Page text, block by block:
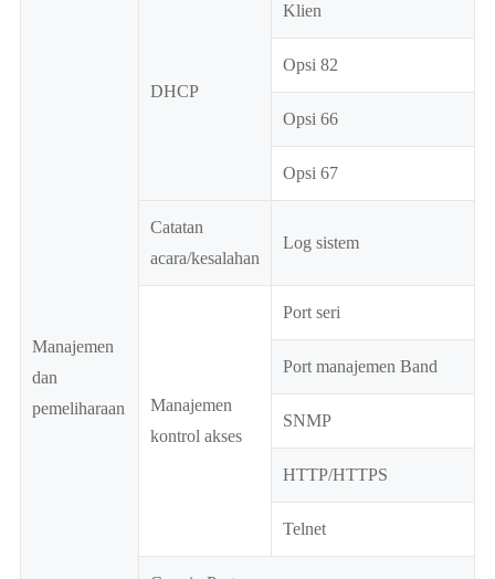
Manajemen
dan
pemeliharaan
DHCP
Klien
Opsi 82
Opsi 66
Opsi 67
Catatan
acara/kesalahan
Log sistem
Manajemen
kontrol akses
Port seri
Port manajemen Band
SNMP
HTTP/HTTPS
Telnet